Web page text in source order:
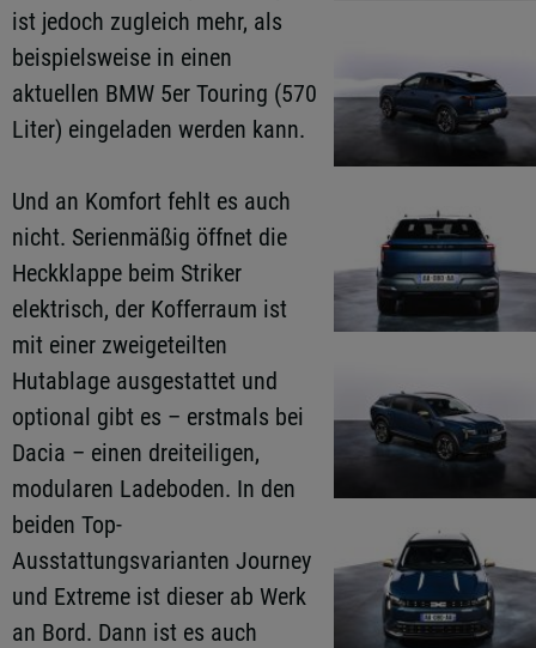
ist jedoch zugleich mehr, als
beispielsweise in einen
aktuellen BMW 5er Touring (570
Liter) eingeladen werden kann.
Und an Komfort fehlt es auch
nicht. Serienmäßig öffnet die
Heckklappe beim Striker
elektrisch, der Kofferraum ist
mit einer zweigeteilten
Hutablage ausgestattet und
optional gibt es – erstmals bei
Dacia – einen dreiteiligen,
modularen Ladeboden. In den
beiden Top-
Ausstattungsvarianten Journey
und Extreme ist dieser ab Werk
an Bord. Dann ist es auch